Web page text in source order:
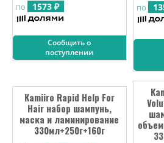
по
1573 ₽
Сообщить о
поступлении
по
Kamiiro Rapid Help For
Hair набор шампунь,
маска и ламинирование
330мл+250г+160г